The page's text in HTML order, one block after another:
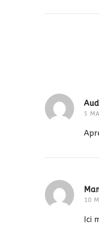
5
10
Ici